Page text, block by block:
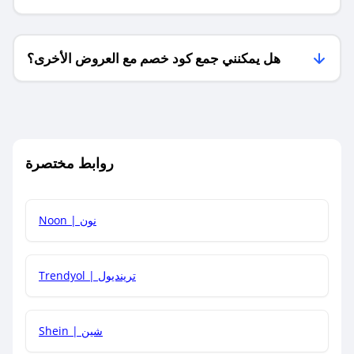
فقط؟
هل يمكنني جمع كود خصم مع العروض الأخرى؟
كم مدة صلاحية كود الخصم؟
روابط مختصرة
Noon | نون
Trendyol | ترينديول
Shein | شين